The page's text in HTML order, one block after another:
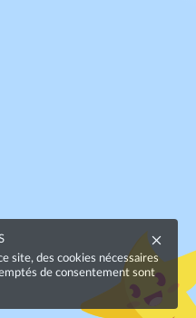
site, des cookies nécessaires
de consentement sont